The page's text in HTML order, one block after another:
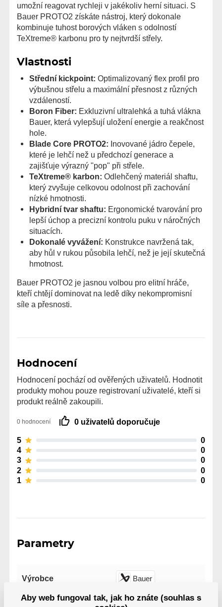
umožní reagovat rychleji v jakékoliv herní situaci. S
Bauer PROTO2 získáte nástroj, který dokonale
kombinuje tuhost borových vláken s odolností
TeXtreme® karbonu pro ty nejtvrdší střely.
Vlastnosti
Střední kickpoint: Optimalizovaný flex profil pro
výbušnou střelu a maximální přesnost z různých
vzdáleností.
Boron Fiber: Exkluzivní ultralehká a tuhá vlákna
Bauer, která vylepšují uložení energie a reakčnost
hole.
Blade Core PROTO2: Inovované jádro čepele,
které je lehčí než u předchozí generace a
zajišťuje výrazný "pop" při střele.
TeXtreme® karbon: Odlehčený materiál shaftu,
který zvyšuje celkovou odolnost při zachování
nízké hmotnosti.
Hybridní tvar shaftu: Ergonomické tvarování pro
lepší úchop a precizní kontrolu puku v náročných
situacích.
Dokonalé vyvážení: Konstrukce navržená tak,
aby hůl v rukou působila lehčí, než je její skutečná
hmotnost.
Bauer PROTO2 je jasnou volbou pro elitní hráče,
kteří chtějí dominovat na ledě díky nekompromisní
síle a přesnosti.
Hodnocení
Hodnocení pochází od ověřených uživatelů. Hodnotit
produkty mohou pouze registrovaní uživatelé, kteří si
produkt reálně zakoupili.
0 hodnocení 0 uživatelů doporučuje
5
0
4
0
3
0
2
0
1
0
Parametry
Výrobce Bauer
Aby web fungoval tak, jak ho znáte (souhlas s